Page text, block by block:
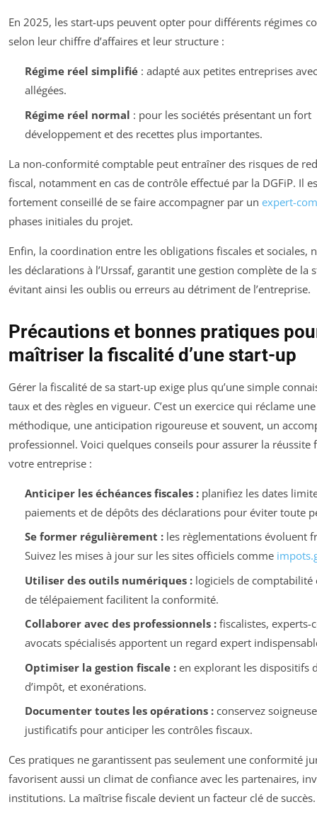
En 2025, les start-ups peuvent opter pour différents régimes
selon leur chiffre d’affaires et leur structure :
Régime réel simplifié: adapté aux petites entreprises
allégées.
Régime réel normal : pour les sociétés présentant un fort
développement et des recettes plus importantes.
La non-conformité comptable peut entraîner des risques de
fiscal, notamment en cas de contrôle effectué par la DGFiP. Il
fortement conseillé de se faire accompagner par un expert-
phases initiales du projet.
Enfin, la coordination entre les obligations fiscales et sociales,
les déclarations à l’Urssaf, garantit une gestion complète de la
évitant ainsi les oublis ou erreurs au détriment de l’entreprise.
Précautions et bonnes pratiques
maîtriser la fiscalité d’une start-up
Gérer la fiscalité de sa start-up exige plus qu’une simple
taux et des règles en vigueur. C’est un exercice qui réclame
méthodique, une anticipation rigoureuse et souvent, un
professionnel. Voici quelques conseils pour assurer la réussite
votre entreprise :
Anticiper les échéances fiscales :planifiez les dates
paiements et de dépôts des déclarations pour éviter toute
Se former régulièrement :les règlementations évoluent
Suivez les mises à jour sur les sites officiels comme
Utiliser des outils numériques :logiciels de comptabilité
de télépaiement facilitent la conformité.
Collaborer avec des professionnels :fiscalistes, experts-
avocats spécialisés apportent un regard expert
Optimiser la gestion fiscale :en explorant les dispositifs
d’impôt, et exonérations.
Documenter toutes les opérations :conservez
justificatifs pour anticiper les contrôles fiscaux.
Ces pratiques ne garantissent pas seulement une conformité
favorisent aussi un climat de confiance avec les partenaires,
institutions. La maîtrise fiscale devient un facteur clé de succès.